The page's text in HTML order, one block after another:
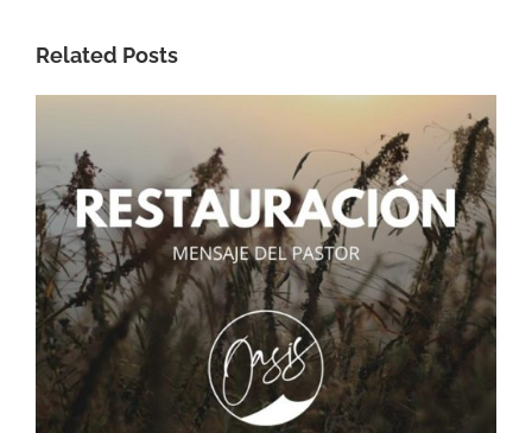
Related Posts